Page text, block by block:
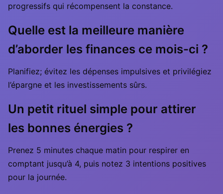
progressifs qui récompensent la constance.
Quelle est la meilleure manière
d’aborder les finances ce mois-ci ?
Planifiez; évitez les dépenses impulsives et privilégiez
l’épargne et les investissements sûrs.
Un petit rituel simple pour attirer
les bonnes énergies ?
Prenez 5 minutes chaque matin pour respirer en
comptant jusqu’à 4, puis notez 3 intentions positives
pour la journée.